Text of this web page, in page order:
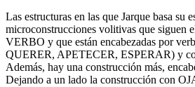
Las estructuras en las que Jarque basa su
microconstrucciones volitivas que siguen
VERBO y que están encabezadas por
QUERER, APETECER, ESPERAR) y
Además, hay una construcción más,
Dejando a un lado la construcción con